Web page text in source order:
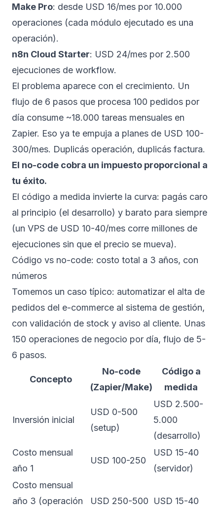
Make Pro: desde USD 16/mes por 10.000
operaciones (cada módulo ejecutado es una
operación).
n8n Cloud Starter: USD 24/mes por 2.500
ejecuciones de workflow.
El problema aparece con el crecimiento. Un
flujo de 6 pasos que procesa 100 pedidos por
día consume ~18.000 tareas mensuales en
Zapier. Eso ya te empuja a planes de USD 100-
300/mes. Duplicás operación, duplicás factura.
El no-code cobra un impuesto proporcional a
tu éxito.
El código a medida invierte la curva: pagás caro
al principio (el desarrollo) y barato para siempre
(un VPS de USD 10-40/mes corre millones de
ejecuciones sin que el precio se mueva).
Código vs no-code: costo total a 3 años, con
números
Tomemos un caso típico: automatizar el alta de
pedidos del e-commerce al sistema de gestión,
con validación de stock y aviso al cliente. Unas
150 operaciones de negocio por día, flujo de 5-
6 pasos.
Concepto
No-code
(Zapier/Make)
Código a
medida
Inversión inicial
USD 0-500
(setup)
USD 2.500-
5.000
(desarrollo)
Costo mensual
año 1
USD 100-250
USD 15-40
(servidor)
Costo mensual
año 3 (operación
USD 250-500 USD 15-40